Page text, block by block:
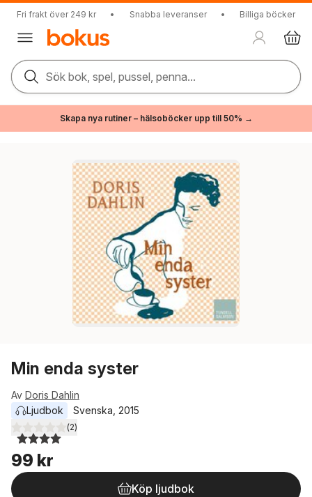
Fri frakt över 249 kr • Snabba leveranser • Billiga böcker
Sök bok, spel, pussel, penna...
Skapa nya rutiner – hälsoböcker upp till 50% →
Min enda syster
Av Doris Dahlin
Ljudbok
Svenska 2015
4,0utav 5 stjärnor. Totalt antal röster:
(2)
99 kr
Köp ljudbok